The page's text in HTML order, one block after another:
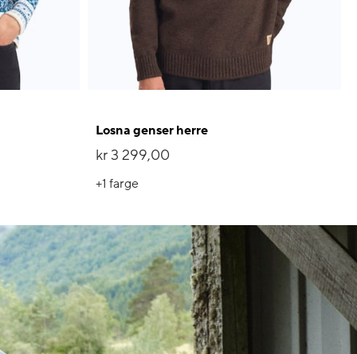
Losna genser herre
kr 3 299,00
+1 farge